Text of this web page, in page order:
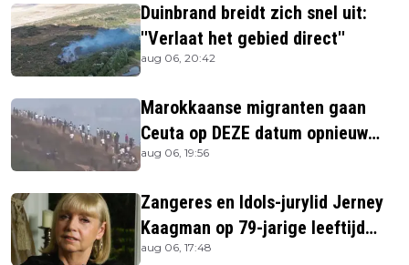
Duinbrand breidt zich snel uit:
''Verlaat het gebied direct''
aug 06, 20:42
Marokkaanse migranten gaan
Ceuta op DEZE datum opnieuw
bestormen
aug 06, 19:56
Zangeres en Idols-jurylid Jerney
Kaagman op 79-jarige leeftijd
overleden
aug 06, 17:48